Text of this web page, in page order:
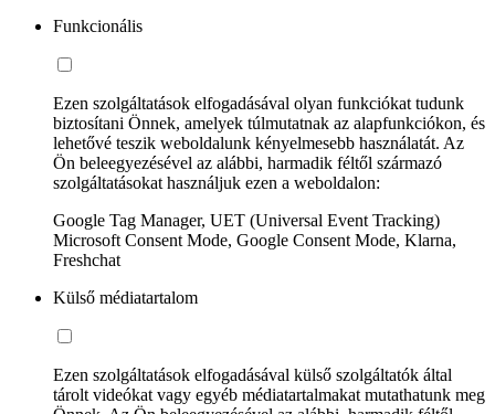
Funkcionális
Ezen szolgáltatások elfogadásával olyan funkciókat tudunk
biztosítani Önnek, amelyek túlmutatnak az alapfunkciókon, és
lehetővé teszik weboldalunk kényelmesebb használatát. Az
Ön beleegyezésével az alábbi, harmadik féltől származó
szolgáltatásokat használjuk ezen a weboldalon:
Google Tag Manager, UET (Universal Event Tracking)
Microsoft Consent Mode, Google Consent Mode, Klarna,
Freshchat
Külső médiatartalom
Ezen szolgáltatások elfogadásával külső szolgáltatók által
tárolt videókat vagy egyéb médiatartalmakat mutathatunk meg